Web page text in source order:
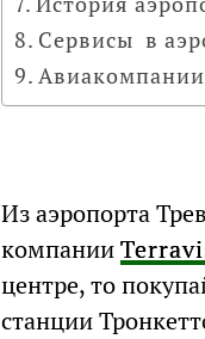
Сервисы в
Авиакомпании
Из аэропорта
компании
центре, то
станции